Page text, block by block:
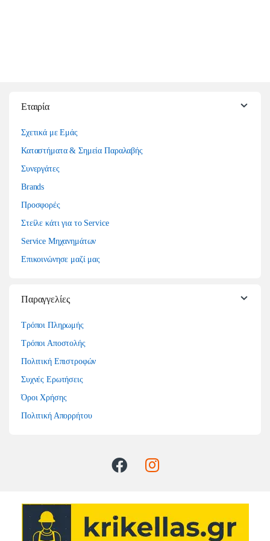
Εταιρία
Σχετικά με Εμάς
Καταστήματα & Σημεία Παραλαβής
Συνεργάτες
Brands
Προσφορές
Στείλε κάτι για το Service
Service Μηχανημάτων
Επικοινώνησε μαζί μας
Παραγγελίες
Τρόποι Πληρωμής
Τρόποι Αποστολής
Πολιτική Επιστροφών
Συχνές Ερωτήσεις
Όροι Χρήσης
Πολιτική Απορρήτου